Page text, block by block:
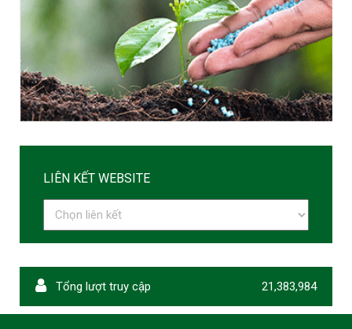
LIÊN KẾT WEBSITE
Tổng lượt truy cập 21,383,984